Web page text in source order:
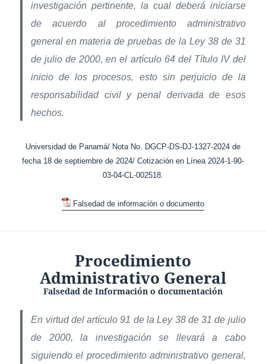
investigación pertinente, la cual deberá iniciarse
de acuerdo al procedimiento administrativo
general en materia de pruebas de la Ley 38 de 31
de julio de 2000, en el artículo 64 del Título IV del
inicio de los procesos, esto sin perjuicio de la
responsabilidad civil y penal derivada de esos
hechos.
Universidad de Panamá/ Nota No. DGCP-DS-DJ-1327-2024 de
fecha 18 de septiembre de 2024/ Cotización en Línea 2024-1-90-
03-04-CL-002518.
Falsedad de información o documento
Procedimiento
Administrativo General
Falsedad de Información o documentación
En virtud del artículo 91 de la Ley 38 de 31 de julio
de 2000, la investigación se llevará a cabo
siguiendo el procedimiento administrativo general,